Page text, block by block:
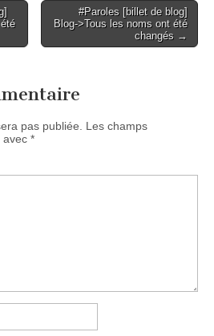
#Paroles [billet de blog]
Blog->Tous les noms ont été
changés →
pas publiée.
Les champs
avec *